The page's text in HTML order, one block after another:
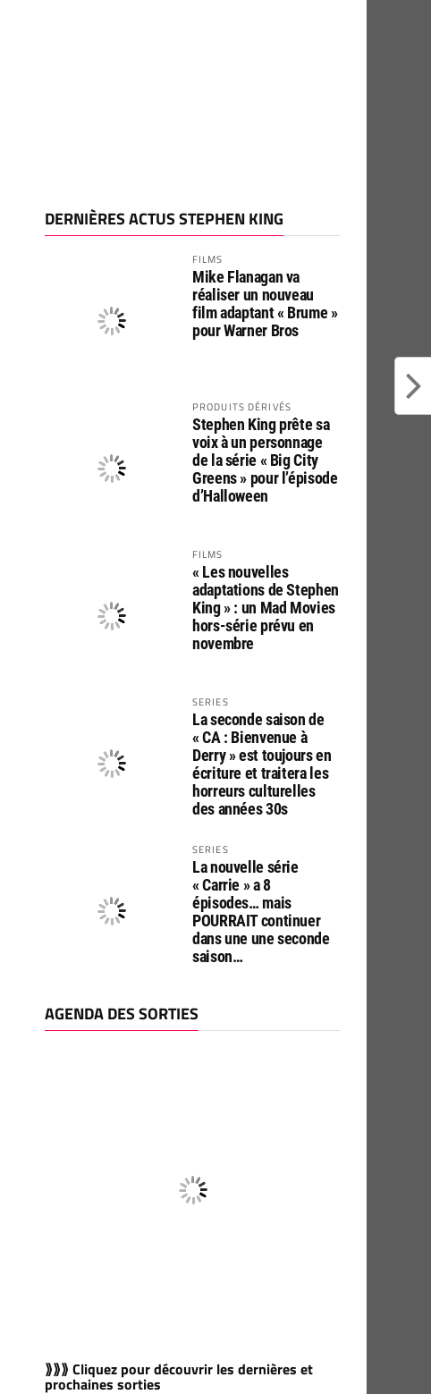
DERNIÈRES ACTUS STEPHEN KING
FILMS
Mike Flanagan va
réaliser un nouveau
film adaptant « Brume »
pour Warner Bros
PRODUITS DÉRIVÉS
Stephen King prête sa
voix à un personnage
de la série « Big City
Greens » pour l’épisode
d’Halloween
FILMS
« Les nouvelles
adaptations de Stephen
King » : un Mad Movies
hors-série prévu en
novembre
SERIES
La seconde saison de
« CA : Bienvenue à
Derry » est toujours en
écriture et traitera les
horreurs culturelles
des années 30s
SERIES
La nouvelle série
« Carrie » a 8
épisodes… mais
POURRAIT continuer
dans une une seconde
saison…
AGENDA DES SORTIES
⟫⟫⟫ Cliquez pour découvrir les dernières et
prochaines sorties